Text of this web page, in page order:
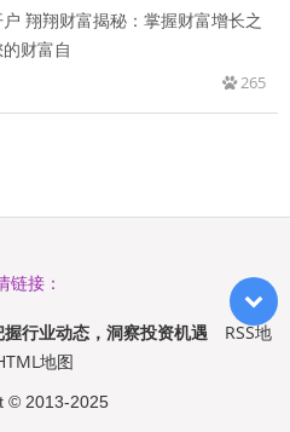
翔翔财富揭秘：掌握财富增长之
财富自
265
链接：
行业动态，洞察投资机遇
RSS地
地图
© 2013-2025